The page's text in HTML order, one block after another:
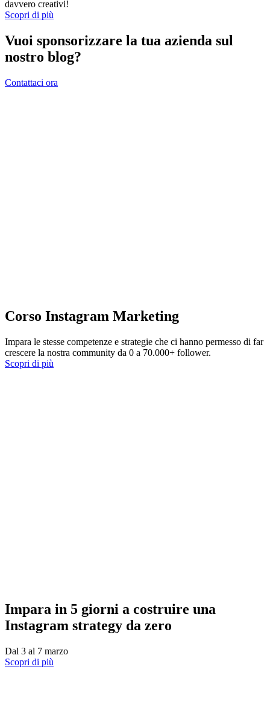
davvero creativi!
Scopri di più
Vuoi sponsorizzare la tua azienda sul
nostro blog?
Contattaci ora
Corso Instagram Marketing
Impara le stesse competenze e strategie che ci hanno permesso di far
crescere la nostra community da 0 a 70.000+ follower.
Scopri di più
Impara in 5 giorni a costruire una
Instagram strategy da zero
Dal 3 al 7 marzo
Scopri di più